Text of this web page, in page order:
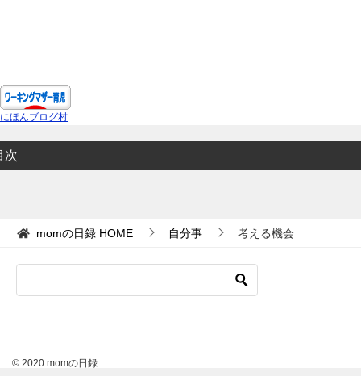
にほんブログ村
次
momの日録 HOME 自分事 考える機会
© 2020 momの日録